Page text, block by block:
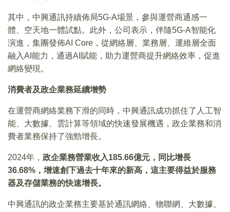
其中，中興通訊持續佈局5G-A場景，參與運營商通感一
體、空天地一體試點。此外，公司表示，伴隨5G-A智能化
演進，集團發佈AI Core，從網絡層、業務層、運維層全面
融入AI能力，通過AI賦能，助力運營商提升網絡效率，促進
網絡變現。
消費者及政企業務延續增勢
在運營商網絡業務下滑的同時，中興通訊成功抓住了人工智
能、大數據、雲計算等領域的快速發展機遇，政企業務和消
費者業務保持了強勁增長。
2024年， 政企業務營業收入185.66億元，同比增長
36.68%，增速創下過去十年來的新高，這主要得益於服務
器及存儲業務的快速增長。
中興通訊的政企業務主要基於通訊網絡、物聯網、大數據、